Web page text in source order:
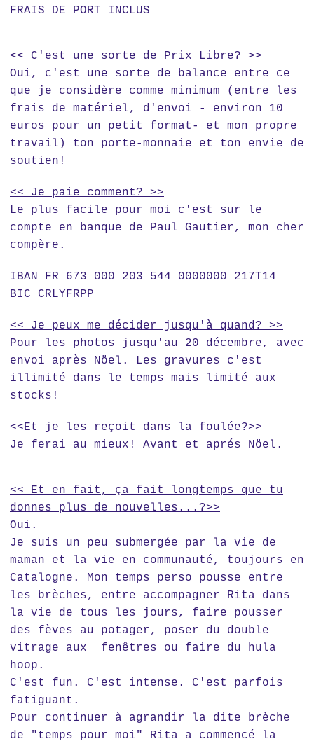
FRAIS DE PORT INCLUS
<< C'est une sorte de Prix Libre? >>
Oui, c'est une sorte de balance entre ce
que je considère comme minimum (entre les
frais de matériel, d'envoi - environ 10
euros pour un petit format- et mon propre
travail) ton porte-monnaie et ton envie de
soutien!
<< Je paie comment? >>
Le plus facile pour moi c'est sur le
compte en banque de Paul Gautier, mon cher
compère.
IBAN FR 673 000 203 544 0000000 217T14
BIC CRLYFRPP
<< Je peux me décider jusqu'à quand? >>
Pour les photos jusqu'au 20 décembre, avec
envoi après Nöel. Les gravures c'est
illimité dans le temps mais limité aux
stocks!
<<Et je les reçoit dans la foulée?>>
Je ferai au mieux! Avant et aprés Nöel.
<< Et en fait, ça fait longtemps que tu
donnes plus de nouvelles...?>>
Oui.
Je suis un peu submergée par la vie de
maman et la vie en communauté, toujours en
Catalogne. Mon temps perso pousse entre
les brèches, entre accompagner Rita dans
la vie de tous les jours, faire pousser
des fèves au potager, poser du double
vitrage aux fenêtres ou faire du hula
hoop.
C'est fun. C'est intense. C'est parfois
fatiguant.
Pour continuer à agrandir la dite brèche
de "temps pour moi" Rita a commencé la